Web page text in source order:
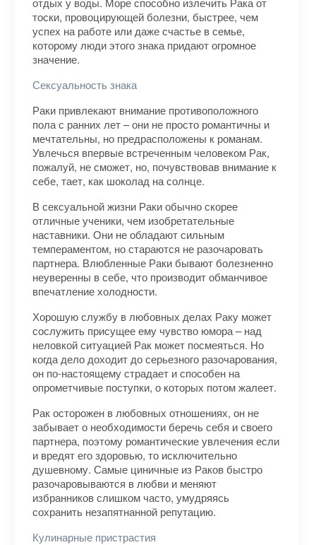
тоски, провоцирующей болезни, быстрее, чем
успех на работе или даже счастье в семье,
которому люди этого знака придают огромное
значение.
Сексуальность знака
Раки привлекают внимание противоположного
пола с ранних лет – они не просто романтичны и
мечтательны, но предрасположены к романам.
Увлечься впервые встреченным человеком Рак,
пожалуй, не сможет, но, почувствовав внимание к
себе, тает, как шоколад на солнце.
В сексуальной жизни Раки обычно скорее
отличные ученики, чем изобретательные
наставники. Они не обладают сильным
темпераментом, но стараются не разочаровать
партнера. Влюбленные Раки бывают болезненно
неуверенны в себе, что производит обманчивое
впечатление холодности.
Хорошую службу в любовных делах Раку может
сослужить присущее ему чувство юмора – над
неловкой ситуацией Рак может посмеяться. Но
когда дело доходит до серьезного разочарования,
он по-настоящему страдает и способен на
опрометчивые поступки, о которых потом жалеет.
Рак осторожен в любовных отношениях, он не
забывает о необходимости беречь себя и своего
партнера, поэтому романтические увлечения если
и вредят его здоровью, то исключительно
душевному. Самые циничные из Раков быстро
разочаровываются в любви и меняют
избранников слишком часто, умудряясь
сохранить незапятнанной репутацию.
Кулинарные пристрастия